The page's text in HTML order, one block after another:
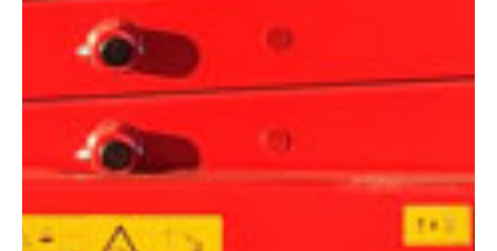
COMPARADOR
¿Tienes dudas a la hora de elegir la máquina que
necesitas?
Compara esta y otras máquinas desde el siguiente botón o ponte
en contacto con nosotros para un asesoramiento más personal.